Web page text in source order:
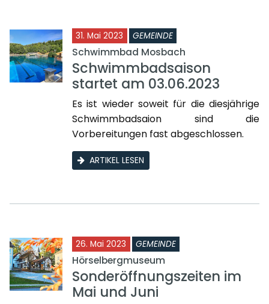
31. Mai 2023 GEMEINDE
Schwimmbad Mosbach
Schwimmbadsaison
startet am 03.06.2023
Es ist wieder soweit für die diesjährige
Schwimmbadsaion sind die
Vorbereitungen fast abgeschlossen.
ARTIKEL LESEN
26. Mai 2023 GEMEINDE
Hörselbergmuseum
Sonderöffnungszeiten im
Mai und Juni